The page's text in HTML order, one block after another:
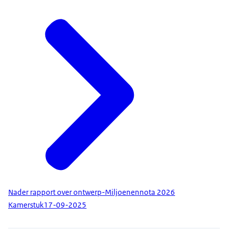
Nader rapport over ontwerp-Miljoenennota 2026
Kamerstuk17-09-2025